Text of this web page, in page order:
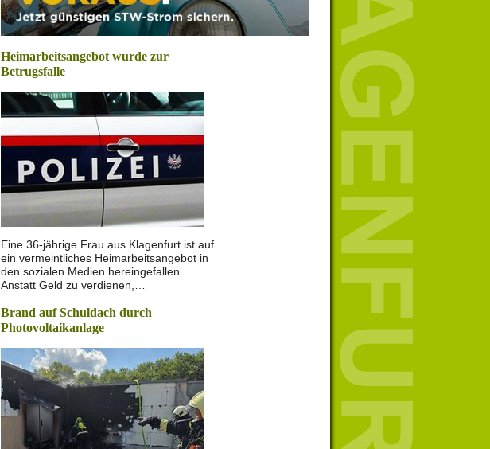
Heimarbeitsangebot wurde zur
Betrugsfalle
Eine 36-jährige Frau aus Klagenfurt ist auf
ein vermeintliches Heimarbeitsangebot in
den sozialen Medien hereingefallen.
Anstatt Geld zu verdienen,…
Brand auf Schuldach durch
Photovoltaikanlage